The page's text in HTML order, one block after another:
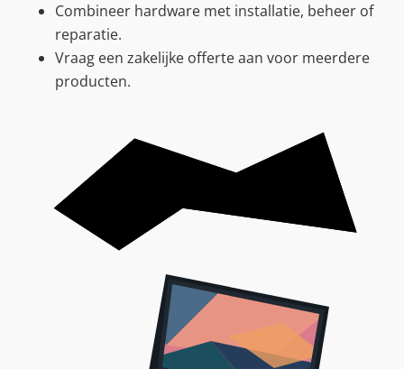
Combineer hardware met installatie, beheer of
reparatie.
Vraag een zakelijke offerte aan voor meerdere
producten.